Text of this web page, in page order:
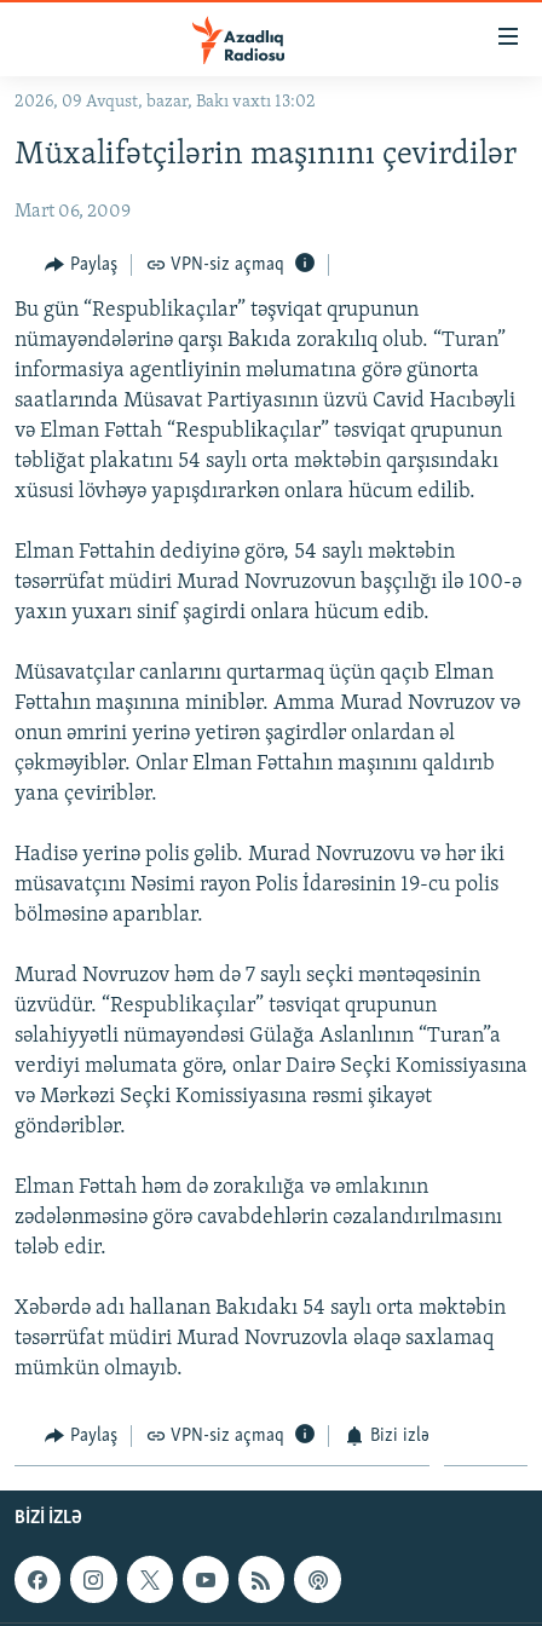
Əsas
qayıt
naviqasiyaya
Axtarışa
keç
KORRUPSIOMETR
#ƏSLINDƏ
FƏRQƏ BAX
QANUNI DOĞRU
ARAŞDIRMA
MULTIMEDIA
VIDEO
KARIKATURA
RADIO ARXIV
AZƏRBAYCAN ƏDƏBIYYATI KITABXANASI
İSLAM VƏ DEMOKRATIYA
PEŞƏ ETIKASI VƏ JURNALISTIKA STANDARTLARIMIZ
AZADLIQRADIOSU MOBIL TELEFONUNUZDA
BIZIMLƏ ƏLAQƏ
XƏBƏR BÜLLETENLƏRIMIZ
BIZI IZLƏ
RFE/RL-in bütün saytları
2026, 09 Avqust, bazar, Bakı vaxtı 13:02
Müxalifətçilərin maşınını çevirdilər
Mart 06, 2009
Paylaş VPN-siz açmaq
Bu gün “Respublikaçılar” təşviqat qrupunun
nümayəndələrinə qarşı Bakıda zorakılıq olub. “Turan”
informasiya agentliyinin məlumatına görə günorta
saatlarında Müsavat Partiyasının üzvü Cavid Hacıbəyli
və Elman Fəttah “Respublikaçılar” təsviqat qrupunun
təbliğat plakatını 54 saylı orta məktəbin qarşısındakı
xüsusi lövhəyə yapışdırarkən onlara hücum edilib.
Elman Fəttahin dediyinə görə, 54 saylı məktəbin
təsərrüfat müdiri Murad Novruzovun başçılığı ilə 100-ə
yaxın yuxarı sinif şagirdi onlara hücum edib.
Müsavatçılar canlarını qurtarmaq üçün qaçıb Elman
Fəttahın maşınına miniblər. Amma Murad Novruzov və
onun əmrini yerinə yetirən şagirdlər onlardan əl
çəkməyiblər. Onlar Elman Fəttahın maşınını qaldırıb
yana çeviriblər.
Hadisə yerinə polis gəlib. Murad Novruzovu və hər iki
müsavatçını Nəsimi rayon Polis İdarəsinin 19-cu polis
bölməsinə aparıblar.
Murad Novruzov həm də 7 saylı seçki məntəqəsinin
üzvüdür. “Respublikaçılar” təsviqat qrupunun
səlahiyyətli nümayəndəsi Gülağa Aslanlının “Turan”a
verdiyi məlumata görə, onlar Dairə Seçki Komissiyasına
və Mərkəzi Seçki Komissiyasına rəsmi şikayət
göndəriblər.
Elman Fəttah həm də zorakılığa və əmlakının
zədələnməsinə görə cavabdehlərin cəzalandırılmasını
tələb edir.
Xəbərdə adı hallanan Bakıdakı 54 saylı orta məktəbin
təsərrüfat müdiri Murad Novruzovla əlaqə saxlamaq
mümkün olmayıb.
Paylaş VPN-siz açmaq Bizi izlə
BIZI IZLƏ